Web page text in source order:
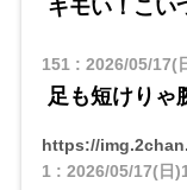
キモい！こい
151 : 2026/05/17(
足も短けりゃ
https://
1 : 2026/05/17(日